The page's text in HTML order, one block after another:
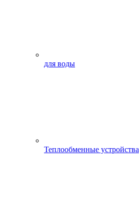
для воды
Теплообменные устройства